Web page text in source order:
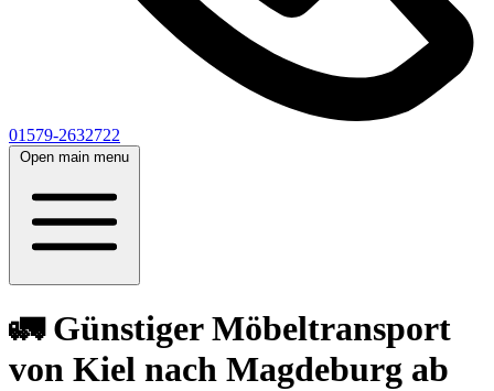
01579-2632722
Open main menu
🚛 Günstiger Möbeltransport
von Kiel nach Magdeburg ab